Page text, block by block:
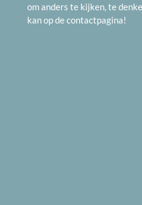
om anders te kijken, te
kan op decontactpagina!